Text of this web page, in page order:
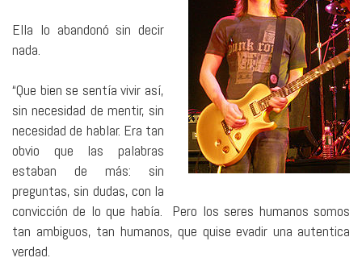
Ella lo abandonó sin decir
nada.
“Que bien se sentía vivir así,
sin necesidad de mentir, sin
necesidad de hablar. Era tan
obvio que las palabras
estaban de más: sin
preguntas, sin dudas, con la
convicción de lo que había. Pero los seres humanos somos
tan ambiguos, tan humanos, que quise evadir una autentica
verdad.